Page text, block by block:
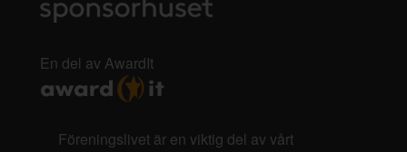
En del av AwardIt
Föreningslivet är en viktig del av vårt